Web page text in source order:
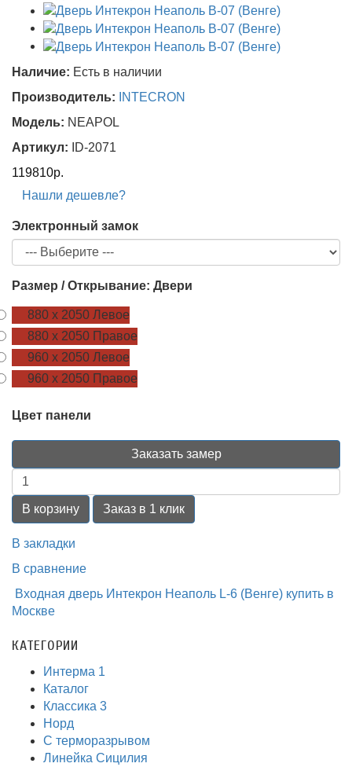
Наличие: Есть в наличии
Производитель:
INTECRON
Модель: NEAPOL
Артикул: ID-2071
119810р.
Нашли дешевле?
Электронный замок
Размер / Открывание: Двери
880 х 2050 Левое
880 х 2050 Правое
960 х 2050 Левое
960 х 2050 Правое
Цвет панели
Заказать замер
В корзину Заказ в 1 клик
В закладки
В сравнение
Входная дверь Интекрон Неаполь L-6 (Венге) купить в
Москве
КАТЕГОРИИ
Интерма 1
Каталог
Классика 3
Норд
С терморазрывом
Линейка Сицилия